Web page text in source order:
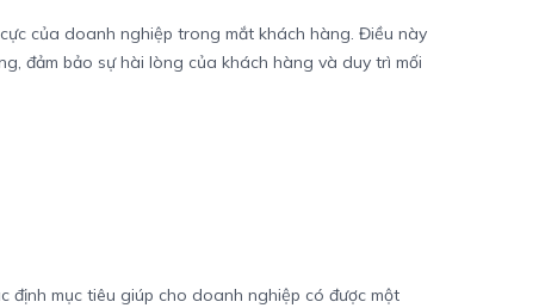
của doanh nghiệp trong mắt khách hàng. Điều này
đảm bảo sự hài lòng của khách hàng và duy trì mối
định mục tiêu giúp cho doanh nghiệp có được một